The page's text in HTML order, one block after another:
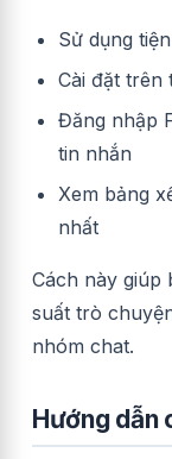
Sử dụng
Cài đặt trên
Đăng nhập
tin nhắn
Xem bảng
nhất
Cách này giúp
suất trò
nhóm chat.
Hướng dẫn